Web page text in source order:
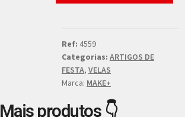
Ref: 4559
Categorias: ARTIGOS DE
FESTA, VELAS
Marca: MAKE+
Mais produtos 👇